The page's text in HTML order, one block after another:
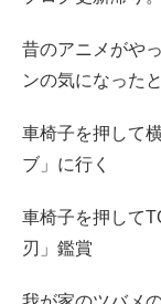
昔のアニメがや
ンの気になった
車椅子を押して
ブ」に行く
車椅子を押して
刃」鑑賞